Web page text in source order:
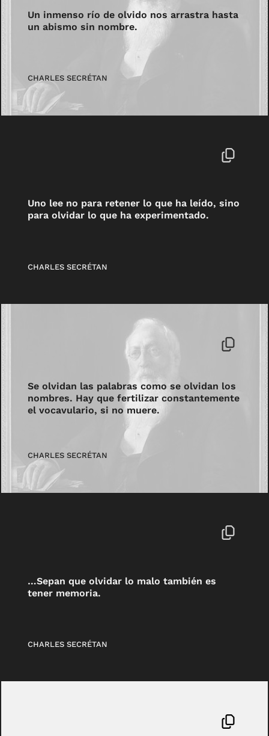
Un inmenso río de olvido nos arrastra hasta
un abismo sin nombre.
CHARLES SECRÉTAN
Uno lee no para retener lo que ha leído, sino
para olvidar lo que ha experimentado.
CHARLES SECRÉTAN
Se olvidan las palabras como se olvidan los
nombres. Hay que fertilizar constantemente
el vocavulario, si no muere.
CHARLES SECRÉTAN
…Sepan que olvidar lo malo también es
tener memoria.
CHARLES SECRÉTAN